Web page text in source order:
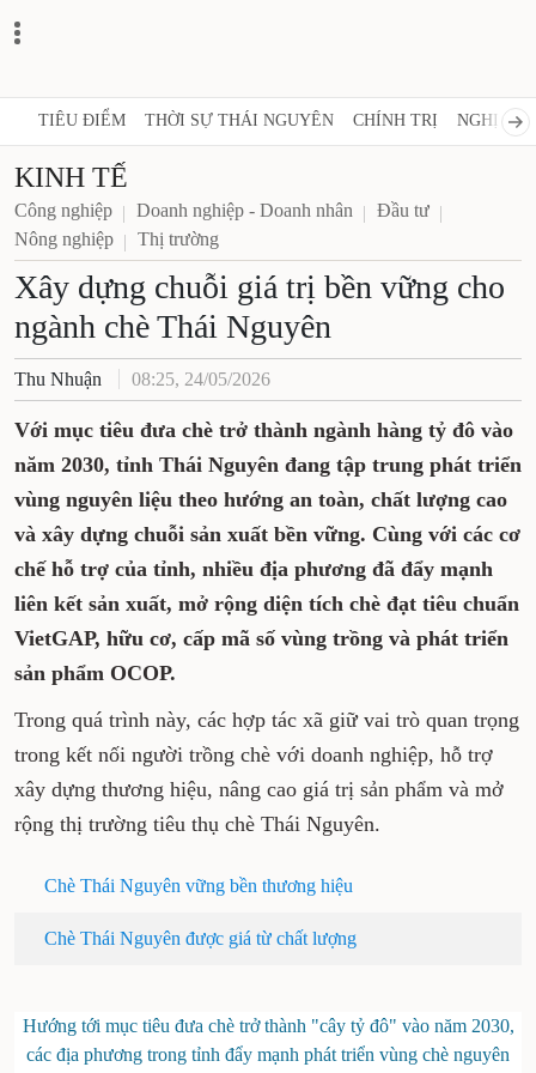
TIÊU ĐIỂM THỜI SỰ THÁI NGUYÊN CHÍNH TRỊ NGHỊ
KINH TẾ
Công nghiệp Doanh nghiệp - Doanh nhân
Đầu tư
Nông nghiệp
Thị trường
Xây dựng chuỗi giá trị bền vững cho
ngành chè Thái Nguyên
Thu Nhuận 08:25, 24/05/2026
Với mục tiêu đưa chè trở thành ngành hàng tỷ đô vào
năm 2030, tỉnh Thái Nguyên đang tập trung phát triển
vùng nguyên liệu theo hướng an toàn, chất lượng cao
và xây dựng chuỗi sản xuất bền vững. Cùng với các cơ
chế hỗ trợ của tỉnh, nhiều địa phương đã đẩy mạnh
liên kết sản xuất, mở rộng diện tích chè đạt tiêu chuẩn
VietGAP, hữu cơ, cấp mã số vùng trồng và phát triển
sản phẩm OCOP.
Trong quá trình này, các hợp tác xã giữ vai trò quan trọng
trong kết nối người trồng chè với doanh nghiệp, hỗ trợ
xây dựng thương hiệu, nâng cao giá trị sản phẩm và mở
rộng thị trường tiêu thụ chè Thái Nguyên.
Chè Thái Nguyên vững bền thương hiệu
Chè Thái Nguyên được giá từ chất lượng
Hướng tới mục tiêu đưa chè trở thành "cây tỷ đô" vào năm 2030,
các địa phương trong tỉnh đẩy mạnh phát triển vùng chè nguyên